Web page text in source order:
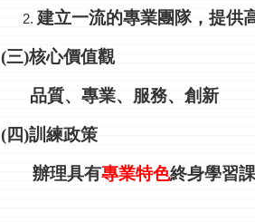
建立一流的專業團隊，提供
(三)核心價值觀
品質、專業、服務、創新
(四)訓練政策
辦理具有專業特色終身學習課